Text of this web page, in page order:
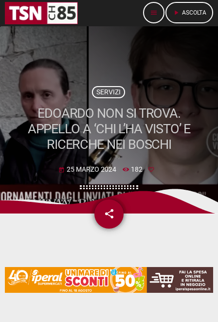
menu play_arrow ASCOLTA
SERVIZI
EDOARDO NON SI TROVA.
APPELLO A ‘CHI L’HA VISTO’ E
RICERCHE NEI BOSCHI
today 25 MARZO 2024 182
share
email